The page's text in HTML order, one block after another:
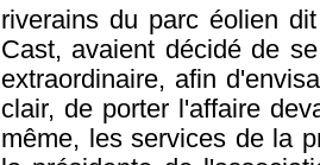
riverains du parc éolien
Cast, avaient décidé de
extraordinaire, afin
clair, de porter l'affaire
même, les services de la